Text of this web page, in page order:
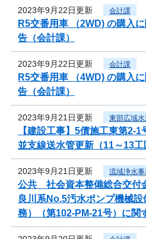
2023年9月22日更新 会計課
R5交番用車 （2WD) の購入
告（会計課）
2023年9月22日更新 会計課
R5交番用車 （4WD) の購入
告（会計課）
2023年9月21日更新 東部広域
【建設工事】5債施工東第
並支線送水管更新（11～13
2023年9月21日更新 流域浄水
公共 社会資本整備総合交付
良川系No.5汚水ポンプ機械
務）（第102-PM-21号）に関